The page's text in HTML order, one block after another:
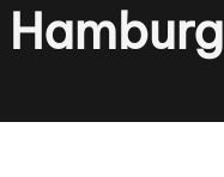
Hamburg